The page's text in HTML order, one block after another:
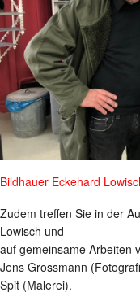
Bildhauer Eckehard
Zudem treffen Sie in der
Lowisch und
auf gemeinsame Arbeiten
Jens Grossmann
Spit (Malerei).